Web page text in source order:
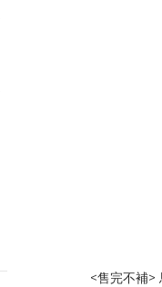
<售完不補>